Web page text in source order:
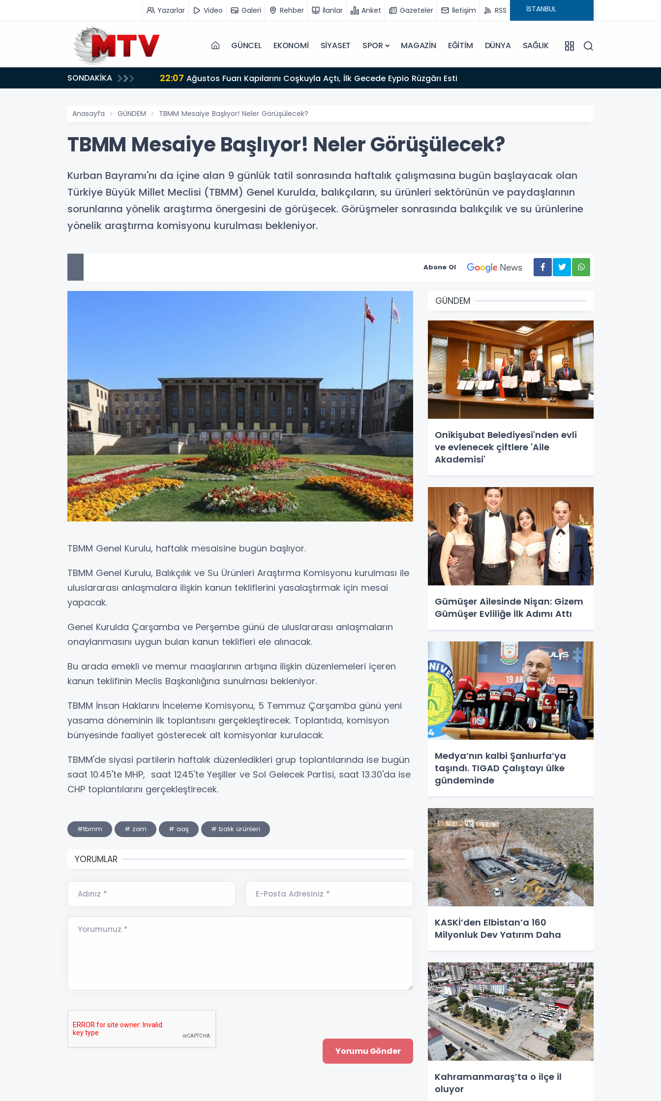
Yazarlar Video Galeri Rehber İlanlar Anket Gazeteler İletişim RSS
GÜNCEL EKONOMİ SİYASET SPOR MAGAZİN EĞİTİM DÜNYA SAĞLIK
SONDAKİKA 22:07 Ağustos Fuarı Kapılarını Coşkuyla Açtı, İlk Gecede Eypio Rüzgârı Esti
Anasayfa GÜNDEM TBMM Mesaiye Başlıyor! Neler Görüşülecek?
TBMM Mesaiye Başlıyor! Neler Görüşülecek?
Kurban Bayramı'nı da içine alan 9 günlük tatil sonrasında haftalık çalışmasına bugün başlayacak olan
Türkiye Büyük Millet Meclisi (TBMM) Genel Kurulda, balıkçıların, su ürünleri sektörünün ve paydaşlarının
sorunlarına yönelik araştırma önergesini de görüşecek. Görüşmeler sonrasında balıkçılık ve su ürünlerine
yönelik araştırma komisyonu kurulması bekleniyor.
Abone Ol
TBMM Genel Kurulu, haftalık mesaisine bugün başlıyor.
TBMM Genel Kurulu, Balıkçılık ve Su Ürünleri Araştırma Komisyonu kurulması ile
uluslararası anlaşmalara ilişkin kanun tekliflerini yasalaştırmak için mesai
yapacak.
Genel Kurulda Çarşamba ve Perşembe günü de uluslararası anlaşmaların
onaylanmasını uygun bulan kanun teklifleri ele alınacak.
Bu arada emekli ve memur maaşlarının artışına ilişkin düzenlemeleri içeren
kanun teklifinin Meclis Başkanlığına sunulması bekleniyor.
TBMM İnsan Haklarını İnceleme Komisyonu, 5 Temmuz Çarşamba günü yeni
yasama döneminin ilk toplantısını gerçekleştirecek. Toplantıda, komisyon
bünyesinde faaliyet gösterecek alt komisyonlar kurulacak.
TBMM'de siyasi partilerin haftalık düzenledikleri grup toplantılarında ise bugün
saat 10.45'te MHP, saat 1245'te Yeşiller ve Sol Gelecek Partisi, saat 13.30'da ise
CHP toplantılarını gerçekleştirecek.
#tbmm # zam # aaş # balık ürünleri
YORUMLAR
Adınız * E-Posta Adresiniz *
Yorumunuz *
GÜNDEM
Onikişubat Belediyesi'nden evli
ve evlenecek çiftlere 'Aile
Akademisi'
Gümüşer Ailesinde Nişan: Gizem
Gümüşer Evliliğe İlk Adımı Attı
Medya’nın kalbi Şanlıurfa’ya
taşındı. TIGAD Çalıştayı ülke
gündeminde
KASKİ’den Elbistan’a 160
Milyonluk Dev Yatırım Daha
Kahramanmaraş’ta o ilçe il
oluyor